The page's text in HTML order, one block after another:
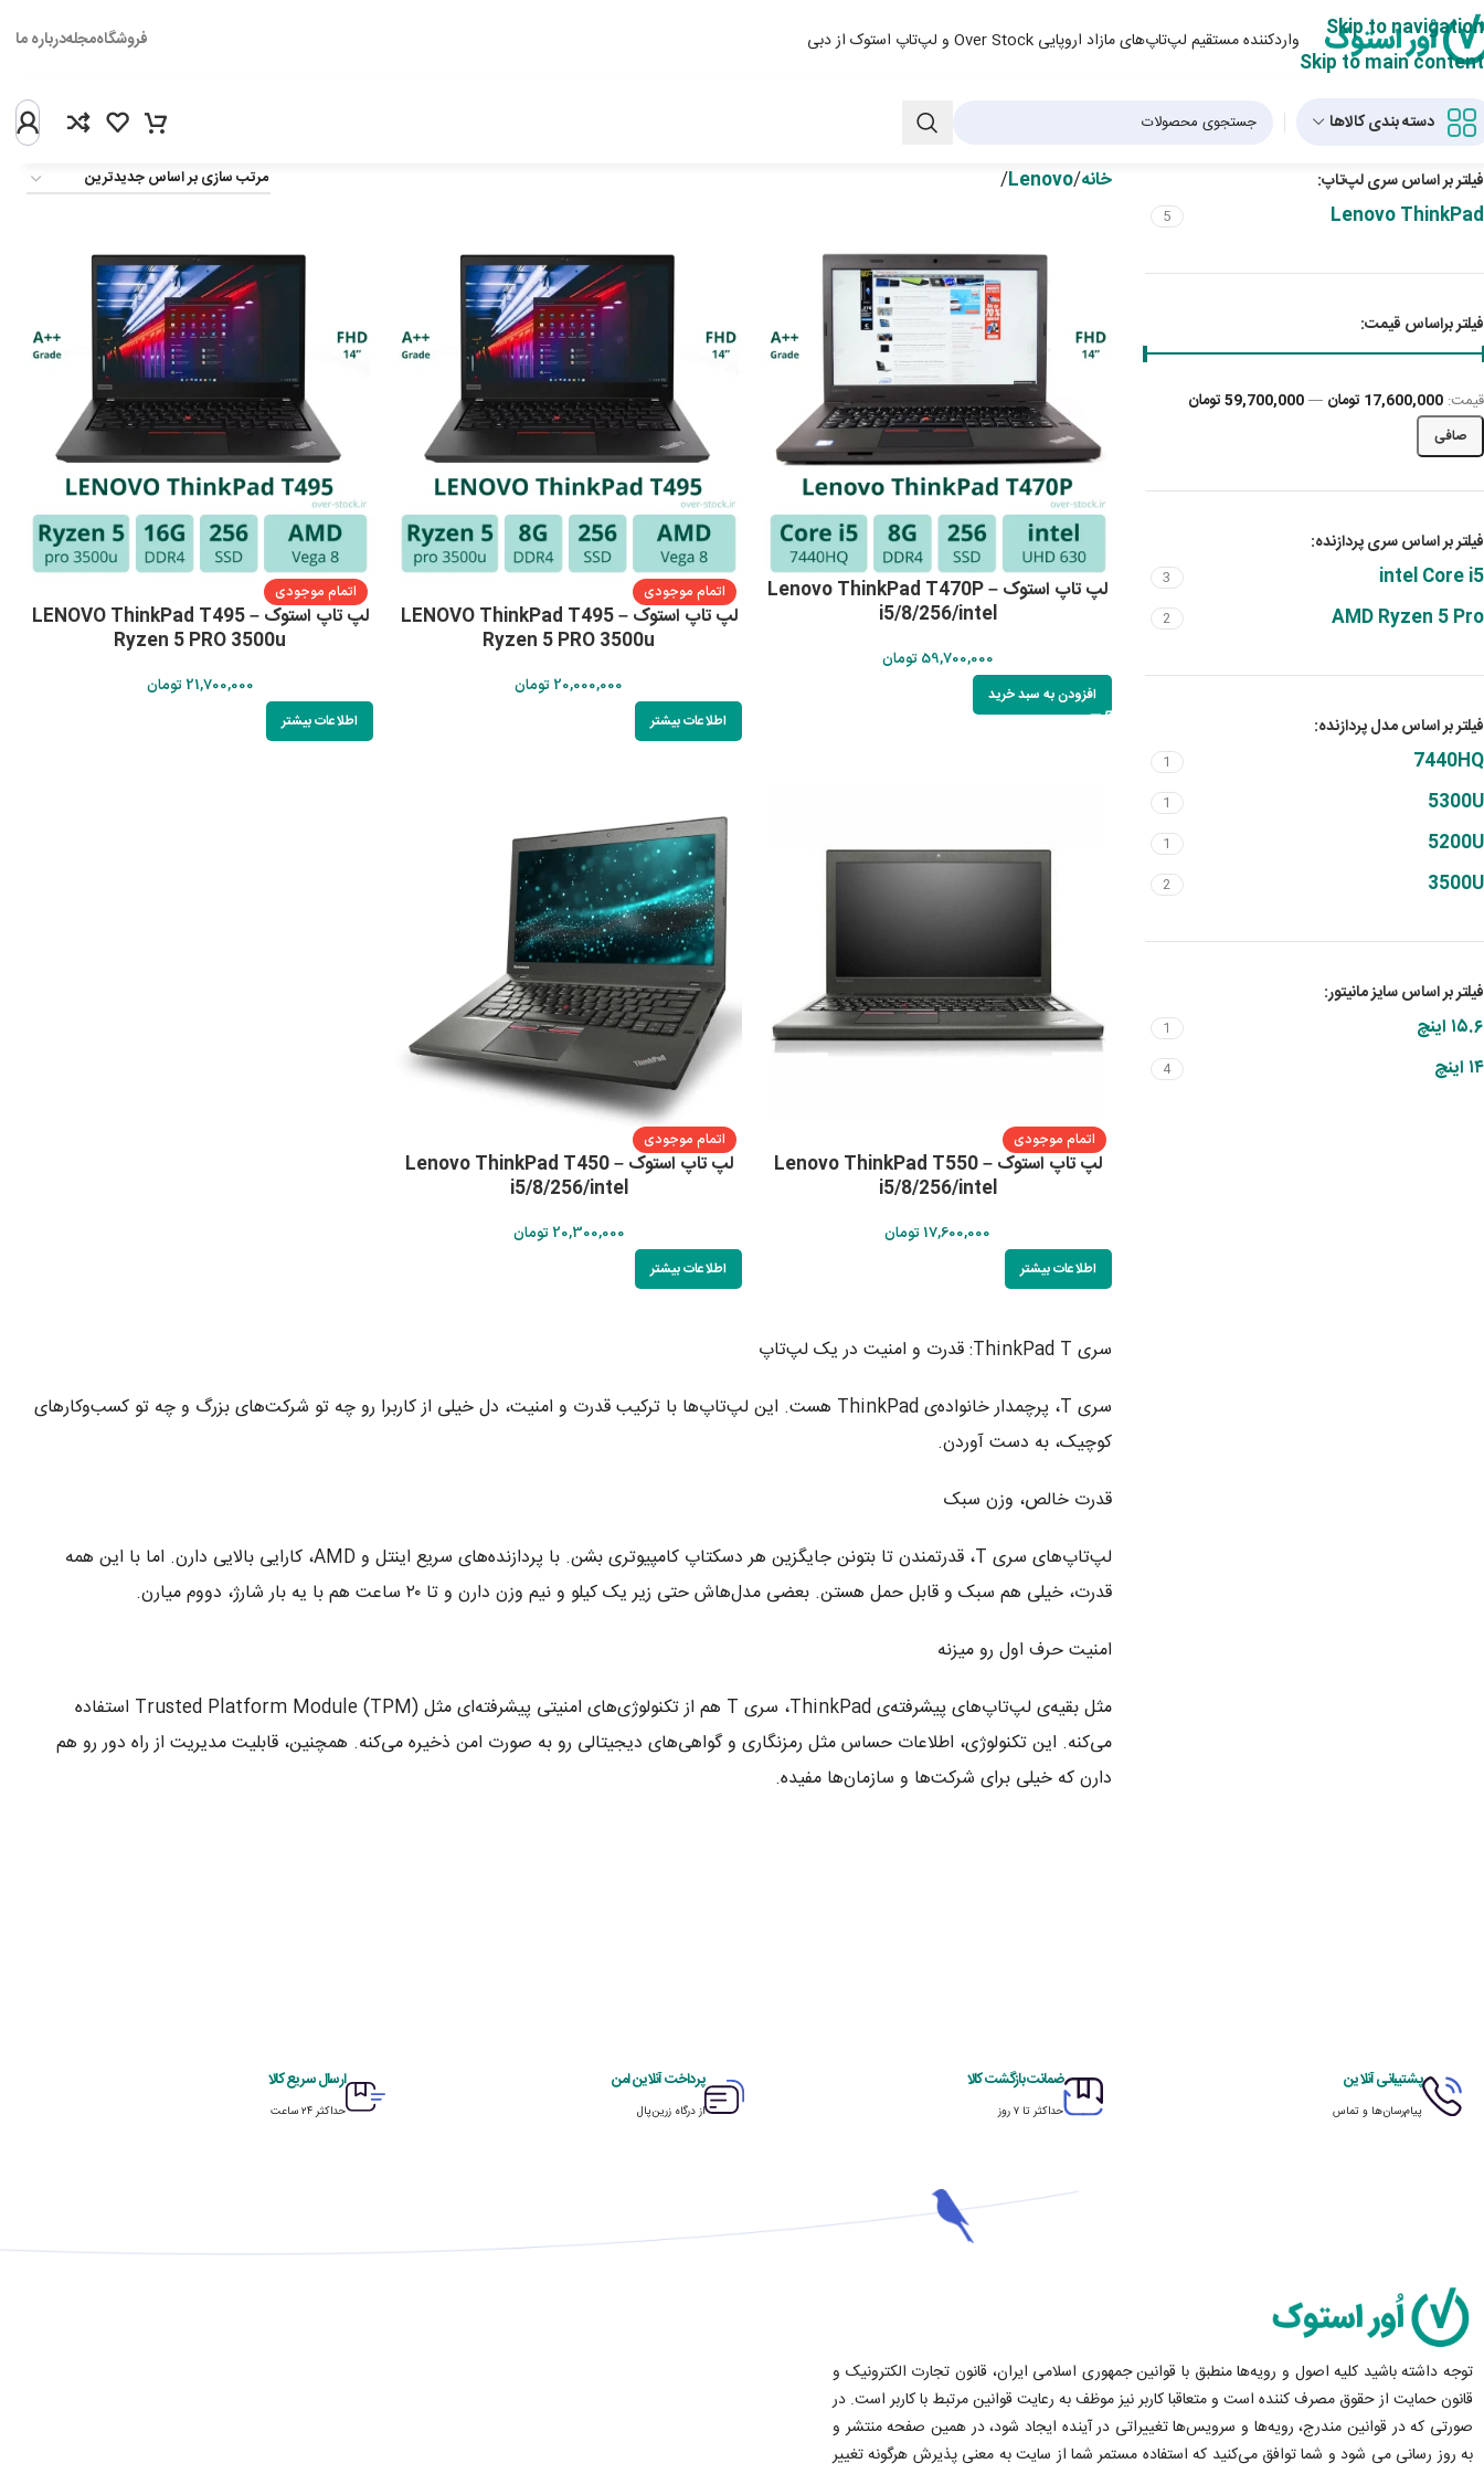
Skip to navigation
Skip to main content
واردکننده مستقیم لپ‌تاپ‌های مازاد اروپایی Over Stock و لپ‌تاپ‌ استوک از دبی فروشگاهمجلهدرباره ما
دسته بندی کالاها
فیلتر بر اساس سری لپ‌تاپ:
Lenovo ThinkPad
5
فیلتر براساس قیمت:
صافی
قيمت: 17,600,000 تومان —59,700,000 تومان
فیلتر بر اساس سری پردازنده:
intel Core i5
3
AMD Ryzen 5 Pro
2
فیلتر بر اساس مدل پردازنده:
7440HQ
1
5300U
1
5200U
1
3500U
2
فیلتر بر اساس سایز مانیتور:
۱۵.۶ اینچ 1
۱۴ اینچ 4
خانه/
Lenovo
/
لپ تاپ استوک Lenovo ThinkPad T470P –
i5/8/256/intel
59,700,000 تومان
افزودن به سبد خرید
اتمام موجودی
لپ تاپ استوک LENOVO ThinkPad T495 –
Ryzen 5 PRO 3500u
20,000,000 تومان
اطلاعات بیشتر
اتمام موجودی
لپ تاپ استوک LENOVO ThinkPad T495 –
Ryzen 5 PRO 3500u
21,700,000 تومان
اطلاعات بیشتر
اتمام موجودی
لپ تاپ استوک Lenovo ThinkPad T550 –
i5/8/256/intel
17,600,000 تومان
اطلاعات بیشتر
اتمام موجودی
لپ تاپ استوک Lenovo ThinkPad T450 –
i5/8/256/intel
20,300,000 تومان
اطلاعات بیشتر
سری ThinkPad T: قدرت و امنیت در یک لپ‌تاپ
سری T، پرچمدار خانواده‌ی ThinkPad هست. این لپ‌تاپ‌ها با ترکیب قدرت و امنیت، دل خیلی از کاربرا رو چه تو شرکت‌های بزرگ و چه تو کسب‌وکارهای
کوچیک، به دست آوردن.
قدرت خالص، وزن سبک
لپ‌تاپ‌های سری T، قدرتمندن تا بتونن جایگزین هر دسکتاپ کامپیوتری بشن. با پردازنده‌های سریع اینتل و AMD، کارایی بالایی دارن. اما با این همه
قدرت، خیلی هم سبک و قابل حمل هستن. بعضی مدل‌هاش حتی زیر یک کیلو و نیم وزن دارن و تا ۲۰ ساعت هم با یه بار شارژ، دووم میارن.
امنیت حرف اول رو میزنه
مثل بقیه‌ی لپ‌تاپ‌های پیشرفته‌ی ThinkPad، سری T هم از تکنولوژی‌های امنیتی پیشرفته‌ای مثل Trusted Platform Module (TPM) استفاده
می‌کنه. این تکنولوژی، اطلاعات حساس مثل رمزنگاری و گواهی‌های دیجیتالی رو به صورت امن ذخیره می‌کنه. همچنین، قابلیت مدیریت از راه دور رو هم
دارن که خیلی برای شرکت‌ها و سازمان‌ها مفیده.
پشتیبانی آنلاین
پیام‌رسان‌ها و تماس
ضمانت بازگشت کالا
حداکثر تا ۷ روز
پرداخت آنلاین امن
از درگاه زرین‌پال
ارسال سریع کالا
حداکثر ۲۴ ساعت
توجه داشته باشید کلیه اصول و رویه‏‌ها منطبق با قوانین جمهوری اسلامی ایران، قانون تجارت الکترونیک و
قانون حمایت از حقوق مصرف کننده است و متعاقبا کاربر نیز موظف به رعایت قوانین مرتبط با کاربر است. در
صورتی که در قوانین مندرج، رویه‏‌ها و سرویس‏‌ها تغییراتی در آینده ایجاد شود، در همین صفحه منتشر و
به روز رسانی می شود و شما توافق می‏‌کنید که استفاده مستمر شما از سایت به معنی پذیرش هرگونه تغییر